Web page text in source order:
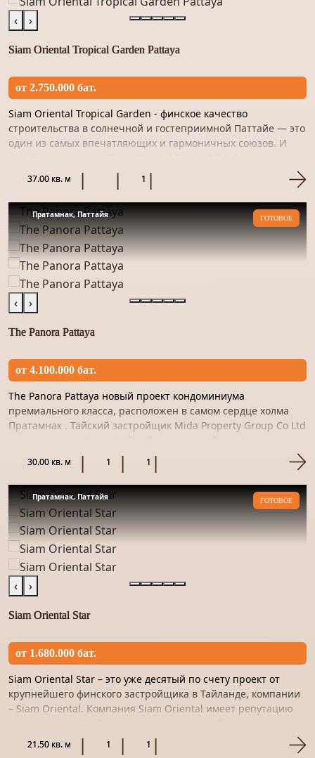
‹ ›
Siam Oriental Tropical Garden Pattaya
от 2.750.000 бат.
Siam Oriental Tropical Garden - финское качество
строительства в солнечной и гостеприимной Паттайе — это
один из самых впечатляющих и гармоничных союзов. И
комплекс, кото...
37.00 кв. м 1
Пратамнак, Паттайя ГОТОВОЕ
‹ ›
The Panora Pattaya
от 4.100.000 бат.
The Panora Pattaya новый проект кондоминиума
премиального класса, расположен в самом сердце холма
Пратамнак . Тайский застройщик Mida Property Group Co Ltd
30.00 кв. м 1 1
Пратамнак, Паттайя ГОТОВОЕ
‹ ›
Siam Oriental Star
от 1.680.000 бат.
Siam Oriental Star – это уже десятый по счету проект от
крупнейшего финского застройщика в Тайланде, компании
– Siam Oriental. Компания Siam Oriental имеет репутацию
21.50 кв. м 1 1